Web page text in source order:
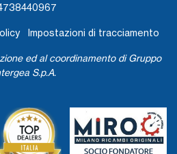
Impostazioni di tracciamento
ed al coordinamento di Gruppo
S.p.A.